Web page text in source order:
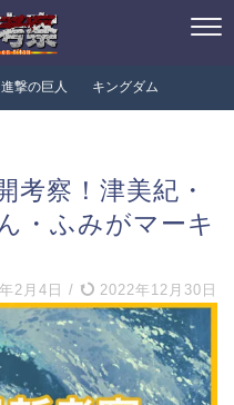
進撃の巨人 キングダム
考察！津美紀・
・ふみがマーキ
2月4日 / 2022年12月30日